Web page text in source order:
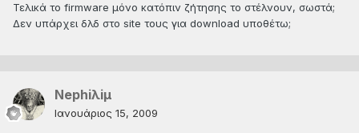
Τελικά το firmware μόνο κατόπιν ζήτησης το στέλνουν, σωστά;
Δεν υπάρχει δλδ στο site τους για download υποθέτω;
Nephiλiμ
Ιανουάριος 15, 2009